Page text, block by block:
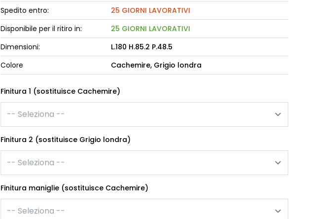
Armadi e camere Like
Letti contenitore Stella
Letto, comò, armadio Atlantic
Mostra tutti
Spedito entro:
25 GIORNI LAVORATIVI
Disponibile per il ritiro in:
25 GIORNI LAVORATIVI
Dimensioni:
L.180 H.85.2 P.48.5
Colore
Cachemire, Grigio londra
Finitura 1 (sostituisce Cachemire)
Finitura 2 (sostituisce Grigio londra)
Finitura maniglie (sostituisce Cachemire)